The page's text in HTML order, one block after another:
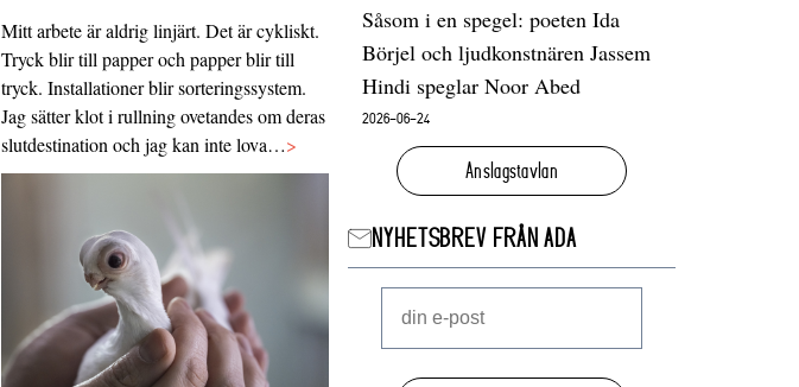
Mitt arbete är aldrig linjärt. Det är cykliskt.
Tryck blir till papper och papper blir till
tryck. Installationer blir sorteringssystem.
Jag sätter klot i rullning ovetandes om deras
slutdestination och jag kan inte lova…>
Såsom i en spegel: poeten Ida
Börjel och ljudkonstnären Jassem
Hindi speglar Noor Abed
2026-06-24
Anslagstavlan
NYHETSBREV FRÅN ADA